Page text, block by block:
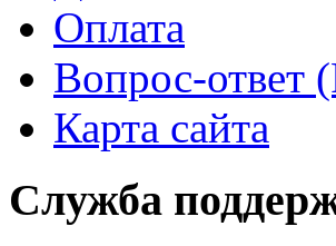
Оплата
Вопрос-ответ
Карта сайта
Служба